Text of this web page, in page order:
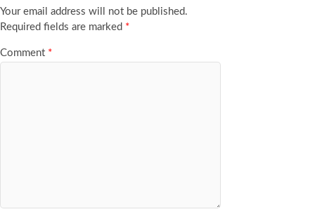
Your email address will not be published.
Required fields are marked *
Comment *